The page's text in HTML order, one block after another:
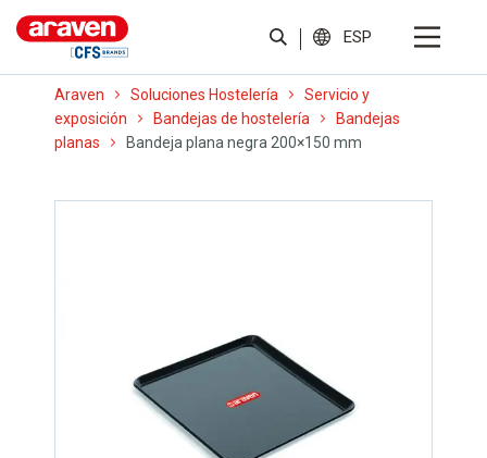
ESP
Araven Soluciones Hostelería
Servicio y
exposición
Bandejas de hostelería
Bandejas
planas
Bandeja plana negra 200×150 mm